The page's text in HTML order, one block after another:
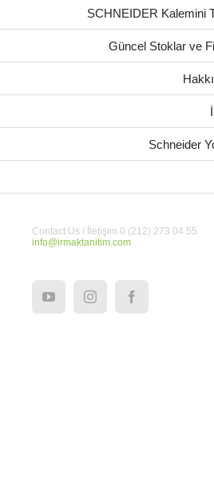
SCHNEIDER Kalemini
Güncel Stoklar ve
Schneider
Contact Us / İletişim 0 (212) 273 04 55
info@irmaktanitim.com
YouTubeInstagramFacebook